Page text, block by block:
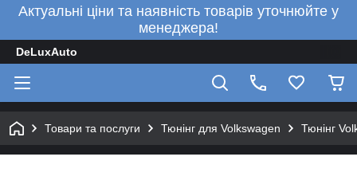
Актуальні ціни та наявність товарів уточнюйте у
менеджера!
DeLuxAuto
Товари та послуги Тюнінг для Volkswagen Тюнінг